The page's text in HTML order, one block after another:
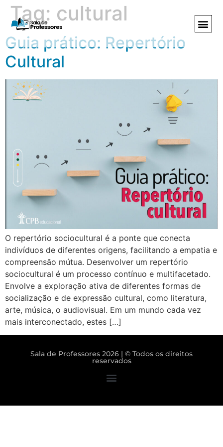
Tag: cultural
Guia prático: Repertório
Cultural
O repertório sociocultural é a ponte que conecta
indivíduos de diferentes origens, facilitando a empatia e
compreensão mútua. Desenvolver um repertório
sociocultural é um processo contínuo e multifacetado.
Envolve a exploração ativa de diferentes formas de
socialização e de expressão cultural, como literatura,
arte, música, o audiovisual. Em um mundo cada vez
mais interconectado, estes […]
Sala de Professores 2026 | © Todos os direitos
reservados